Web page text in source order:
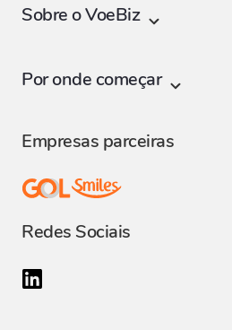
Sobre o VoeBiz
Vantagens do Voebiz
Clube Smiles para empresas
Por onde começar
Dúvidas frequentes
Atendimento
Empresas parceiras
Redes Sociais